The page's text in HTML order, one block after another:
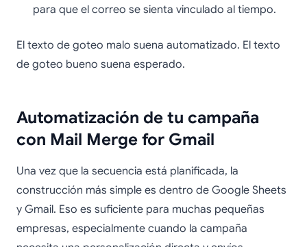
para que el correo se sienta vinculado al tiempo.
El texto de goteo malo suena automatizado. El texto
de goteo bueno suena esperado.
Automatización de tu campaña
con Mail Merge for Gmail
Una vez que la secuencia está planificada, la
construcción más simple es dentro de Google Sheets
y Gmail. Eso es suficiente para muchas pequeñas
empresas, especialmente cuando la campaña